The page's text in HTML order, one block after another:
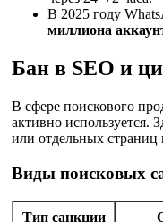
В 2025 году
миллиона
Бан в SEO и
В сфере поискового
активно используется.
или отдельных страниц
Виды поисковых
Тип санкции